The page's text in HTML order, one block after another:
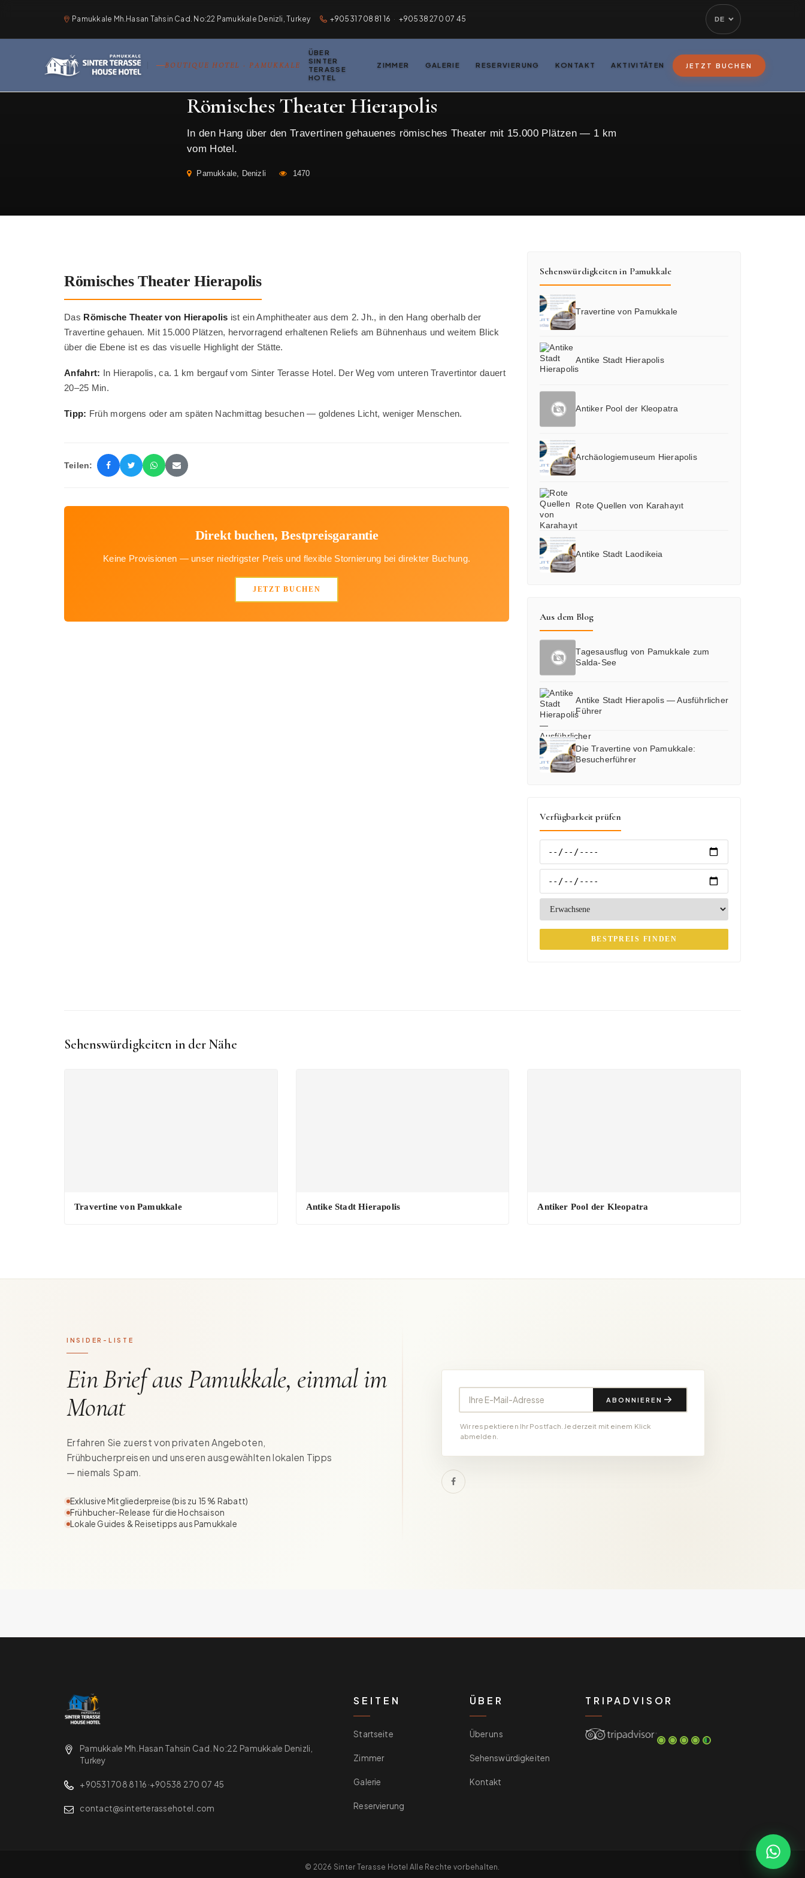
Pamukkale Mh.Hasan Tahsin Cad. No:22 Pamukkale Denizli, Turkey +90531 708 81 16 · +90538 270 07 45 DE
BOUTIQUE HOTEL · PAMUKKALE
ÜBER
SINTER
TERASSE
HOTEL
ZIMMER GALERIE RESERVIERUNG KONTAKT AKTIVITÄTEN JETZT BUCHEN
Sehenswürdigkeiten in Pamukkale
Römisches Theater Hierapolis
In den Hang über den Travertinen gehauenes römisches Theater mit 15.000 Plätzen — 1 km
vom Hotel.
Pamukkale, Denizli 1470
Römisches Theater Hierapolis
Das Römische Theater von Hierapolis ist ein Amphitheater aus dem 2. Jh., in den Hang oberhalb der
Travertine gehauen. Mit 15.000 Plätzen, hervorragend erhaltenen Reliefs am Bühnenhaus und weitem Blick
über die Ebene ist es das visuelle Highlight der Stätte.
Anfahrt: In Hierapolis, ca. 1 km bergauf vom Sinter Terasse Hotel. Der Weg vom unteren Travertintor dauert
20–25 Min.
Tipp: Früh morgens oder am späten Nachmittag besuchen — goldenes Licht, weniger Menschen.
Teilen:
Direkt buchen, Bestpreisgarantie
Keine Provisionen — unser niedrigster Preis und flexible Stornierung bei direkter Buchung.
JETZT BUCHEN
Sehenswürdigkeiten in Pamukkale
Travertine von Pamukkale
Antike Stadt Hierapolis
Antiker Pool der Kleopatra
Archäologiemuseum Hierapolis
Rote Quellen von Karahayıt
Antike Stadt Laodikeia
Aus dem Blog
Tagesausflug von Pamukkale zum
Salda-See
Antike Stadt Hierapolis — Ausführlicher
Führer
Die Travertine von Pamukkale:
Besucherführer
Verfügbarkeit prüfen
BESTPREIS FINDEN
Sehenswürdigkeiten in der Nähe
Travertine von Pamukkale Antike Stadt Hierapolis Antiker Pool der Kleopatra
INSIDER-LISTE
Ein Brief aus Pamukkale, einmal im
Monat
Erfahren Sie zuerst von privaten Angeboten,
Frühbucherpreisen und unseren ausgewählten lokalen Tipps
— niemals Spam.
Exklusive Mitgliederpreise (bis zu 15 % Rabatt)
Frühbucher-Release für die Hochsaison
Lokale Guides & Reisetipps aus Pamukkale
ABONNIEREN
Wir respektieren Ihr Postfach. Jederzeit mit einem Klick
abmelden.
Pamukkale Mh.Hasan Tahsin Cad. No:22 Pamukkale Denizli,
Turkey
+90531 708 81 16 ·+90538 270 07 45
contact@sinterterassehotel.com
SEITEN
Startseite
Zimmer
Galerie
Reservierung
ÜBER
Über uns
Sehenswürdigkeiten
Kontakt
TRIPADVISOR
© 2026 Sinter Terasse Hotel Alle Rechte vorbehalten.